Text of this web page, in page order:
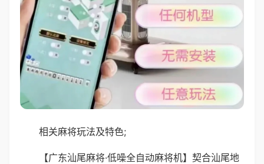
相关麻将玩法及特色;
【广东汕尾麻将·低噪全自动麻将机】契合汕尾地